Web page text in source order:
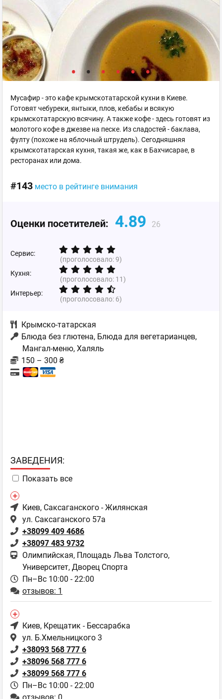
Мусафир - это кафе крымскотатарской кухни в Киеве.
Готовят чебуреки, янтыки, плов, кебабы и всякую
крымскотатарскую всячину. А также кофе - здесь готовят из
молотого кофе в джезве на песке. Из сладостей - баклава,
фулту (похоже на яблочный штрудель). Cегодняшняя
крымскотатарская кухня, такая же, как в Бахчисарае, в
ресторанах или дома.
#143 место в рейтинге внимания
Оценки посетителей: 4.89 26
Сервис:
(проголосовало:9)
Кухня:
(проголосовало: 11)
Интерьер:
(проголосовало: 6)
Крымско-татарская
Блюда без глютена, Блюда для вегетарианцев,
Мангал-меню, Халяль
150 – 300 ₴
ЗAВЕДЕНИЯ:
Показать все
Киев, Саксаганского - Жилянская
ул. Саксаганского 57а
+38099 409 4686
+38097 483 9732
Олимпийская, Площадь Льва Толстого,
Университет, Дворец Спорта
Пн–Вс 10:00 - 22:00
отзывов: 1
Киев, Крещатик - Бессарабка
ул. Б.Хмельницкого 3
+38093 568 777 6
+38096 568 777 6
+38099 568 777 6
Пн–Вс 10:00 - 22:00